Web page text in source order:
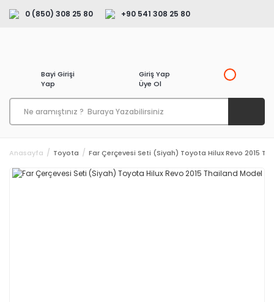
0 (850) 308 25 80 +90 541 308 25 80
Bayi Girişi
Yap
Giriş Yap
Üye Ol
Anasayfa Toyota Far Çerçevesi Seti (Siyah) Toyota Hilux Revo 2015